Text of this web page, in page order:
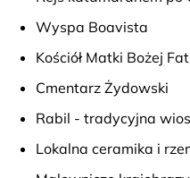
Wyspa Boavista
Kościół Matki Bożej
Cmentarz Żydowski
Rabil - tradycyjna
Lokalna ceramika i